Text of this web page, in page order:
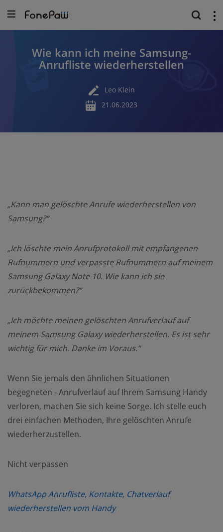
Wie kann ich meine Samsung-
Anrufliste wiederherstellen
Leo Klein
21.06.2023
„Kann man gelöschte Anrufe wiederherstellen von
Samsung?“
„Ich löschte mein Anrufprotokoll mit empfangenen
Rufnummern und verpasste Rufnummern auf meinem
Samsung Galaxy Note 10. Wie kann ich sie
zurückbekommen?“
„Ich möchte meinen gelöschten Anrufverlauf auf
meinem Samsung Galaxy wiederherstellen. Es ist sehr
wichtig für mich. Danke im Voraus.“
Wenn Sie jemals den ähnlichen Situationen
begegneten - Anrufverlauf auf Ihrem Samsung Handy
verloren, machen Sie sich keine Sorge. Ich stelle euch
drei einfachen Methoden, Ihre gelöschten Anrufe
wiederherzustellen.
Nicht verpassen
WhatsApp Anrufliste, Kontakte, Chatverlauf
wiederherstellen vom Handy(opens new window)